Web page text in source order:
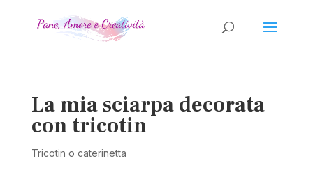
La mia sciarpa decorata
con tricotin
Tricotin o caterinetta